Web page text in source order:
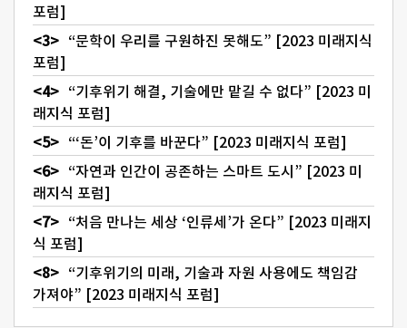
포럼]
“문학이 우리를 구원하진 못해도” [2023 미래지식
포럼]
“기후위기 해결, 기술에만 맡길 수 없다” [2023 미
래지식 포럼]
“‘돈’이 기후를 바꾼다” [2023 미래지식 포럼]
“자연과 인간이 공존하는 스마트 도시” [2023 미
래지식 포럼]
“처음 만나는 세상 ‘인류세’가 온다” [2023 미래지
식 포럼]
“기후위기의 미래, 기술과 자원 사용에도 책임감
가져야” [2023 미래지식 포럼]